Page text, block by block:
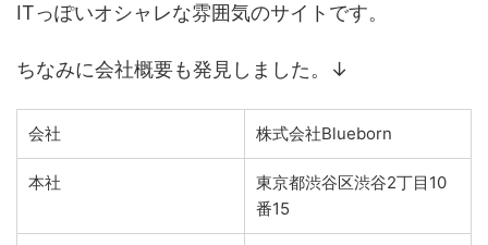
ITっぽいオシャレな雰囲気のサイトです。
ちなみに会社概要も発見しました。↓
会社 株式会社Blueborn
本社
東京都渋谷区渋谷2丁目10
番15